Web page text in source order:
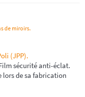
de miroirs.
(JPP).
sécurité anti-éclat.
de sa fabrication